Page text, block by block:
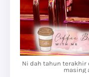
Ni dah tahun terakhir
masing